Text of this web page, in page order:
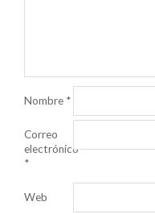
Nombre *
Correo
electrónico
*
Web